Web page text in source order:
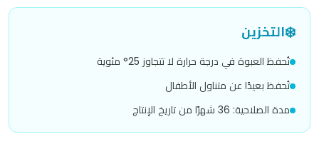
❄️التخزين
تُحفظ العبوة في درجة حرارة لا تتجاوز 25° مئوية
تُحفظ بعيدًا عن متناول الأطفال
مدة الصلاحية: 36 شهرًا من تاريخ الإنتاج